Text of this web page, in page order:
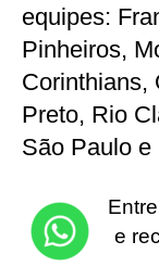
equipes:
Pinheiros,
Corinthians,
Preto, Rio
São Paulo e
e